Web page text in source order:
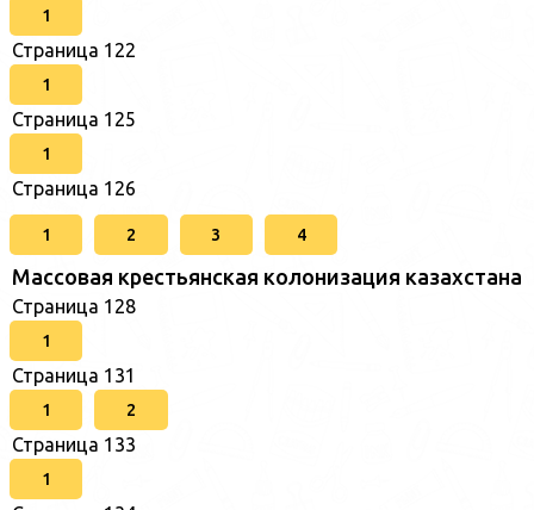
1
Страница 122
1
Страница 125
1
Страница 126
1 2 3 4
Массовая крестьянская колонизация казахстана
Страница 128
1
Страница 131
1 2
Страница 133
1